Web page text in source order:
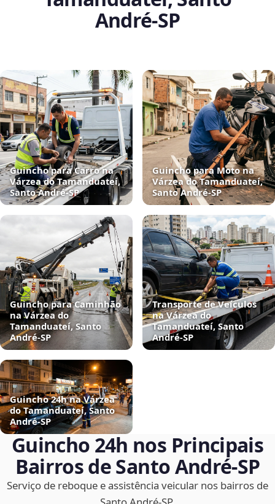
André‑SP
Guincho para Carro na
Várzea do Tamanduateí,
Santo André‑SP
Guincho para Moto na
Várzea do Tamanduateí,
Santo André‑SP
Guincho para Caminhão
na Várzea do
Tamanduateí, Santo
André‑SP
Transporte de Veículos
na Várzea do
Tamanduateí, Santo
André‑SP
Guincho 24h na Várzea
do Tamanduateí, Santo
André‑SP
Guincho 24h nos Principais
Bairros de Santo André‑SP
Serviço de reboque e assistência veicular nos bairros de